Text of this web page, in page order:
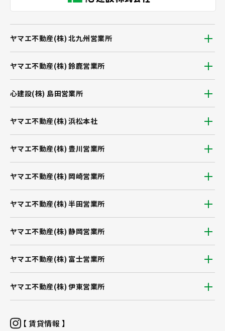
ヤマエ不動産(株) 浜松本社
ヤマエ不動産(株) 静岡営業所
ヤマエ不動産(株) 豊川営業所
ヤマエ不動産(株) 富士営業所
ヤマエ不動産(株) 岡崎営業所
ヤマエ不動産(株) 伊東営業所
ヤマエ不動産(株) 半田営業所
ヤマエ不動産(株) 北九州営業所
ヤマエ不動産(株) 鈴鹿営業所
心建設(株) 島田営業所
【 賃貸情報 】